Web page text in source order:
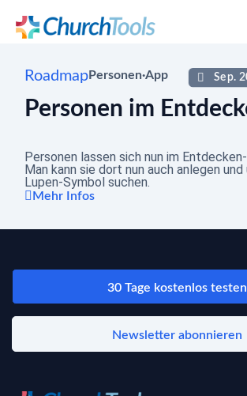
RoadmapPersonen·App Sep.
Personen im
Personen lassen sich nun im
Man kann sie dort nun auch anlegen und
Lupen-Symbol suchen.
Mehr Infos
30 Tage kostenlos testen
Newsletter abonnieren